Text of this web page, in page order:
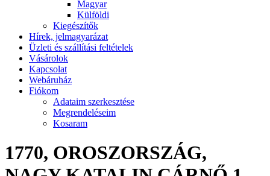
Magyar
Külföldi
Kiegészítők
Hírek, jelmagyarázat
Üzleti és szállítási feltételek
Vásárolok
Kapcsolat
Webáruház
Fiókom
Adataim szerkesztése
Megrendeléseim
Kosaram
1770, OROSZORSZÁG,